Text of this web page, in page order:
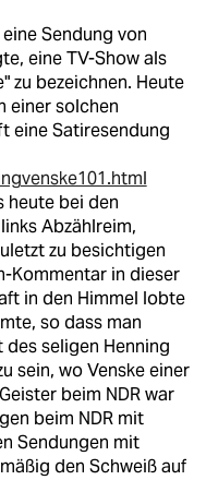
Sendung von
eine TV-Show als
zu bezeichnen. Heute
einer solchen
eine Satiresendung
heute bei den
Abzählreim,
zu besichtigen
Kommentar in dieser
in den Himmel lobte
so dass man
des seligen Henning
sein, wo Venske einer
beim NDR war
beim NDR mit
Sendungen mit
den Schweiß auf